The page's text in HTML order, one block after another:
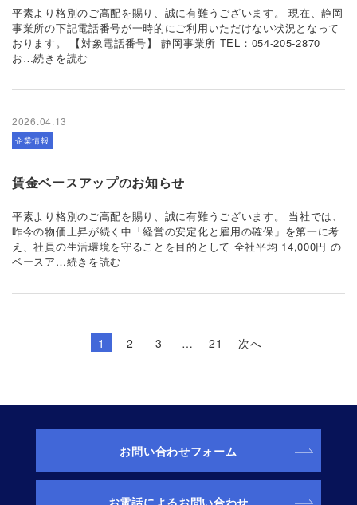
平素より格別のご高配を賜り、誠に有難うございます。 現在、静岡
事業所の下記電話番号が一時的にご利用いただけない状況となって
おります。 【対象電話番号】 静岡事業所 TEL：054-205-2870
お…続きを読む
2026.04.13
企業情報
賃金ベースアップのお知らせ
平素より格別のご高配を賜り、誠に有難うございます。 当社では、
昨今の物価上昇が続く中「経営の安定化と雇用の確保」を第一に考
え、社員の生活環境を守ることを目的として 全社平均 14,000円 の
ベースア…続きを読む
1 2 3 … 21 次へ
お問い合わせフォーム